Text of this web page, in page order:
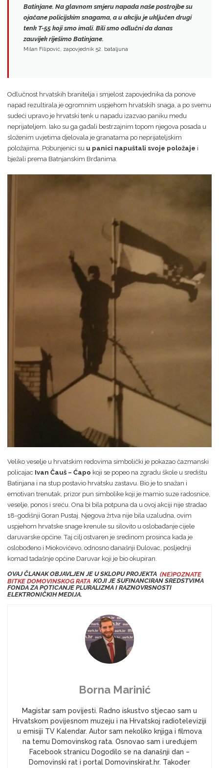
Batinjane. Na glavnom smjeru napada naše postrojbe su
ojačane policijskim snagama, a u akciju je uključen drugi
tenk T-55 koji smo imali. Bili smo odlučni da danas
zauvijek riješimo Batinjane.
Milan Filipović, zapovjednik 52. bataljuna
Odlučnost hrvatskih branitelja i smjelost zapovjednika da ponove
napad rezultirala je ogromnim uspjehom hrvatskih snaga, a po svemu
sudeći upravo je hrvatski tenk u napadu izazvao paniku među
neprijateljem. Iako su ga gađali bestrzajnim topom njegova posada u
složenim uvjetima djelovala je granatama po neprijateljskim
položajima. Pobunjenici su u panici napuštali svoje položaje i
bježali prema Batnjanskim Brđanima.
Veliko veselje u hrvatskim redovima simbolički je pokazao čazmanski
policajac Ivan Čauš – Ćapo koji se popeo na zgradu škole u središtu
Batinjana i na stup postavio hrvatsku zastavu. Bio je to snažan i
emotivan trenutak, prizor pun simbolike koji je mamio suze radosnice,
veselje, ponos i sreću. Ona bi bila potpuna da u ovoj akciji nije stradao
18-godišnji Goran Pustaj. Njegova žrtva nije bila uzaludna, ovim
uspjehom hrvatske snage krenule su silovito u oslobađanje cijele
daruvarske općine. Taj cilj ostvaren je sredinom prosinca kada je
oslobođeno i Miokovićevo, odnosno današnji Đulovac, posljednji
komad tadašnje općine Daruvar koji je bio okupiran.
OVAJ ČLANAK OBJAVLJEN JE U SKLOPU PROJEKTA (NE)POZNATE
BITKE DOMOVINSKOG RATA KOJI JE SUFINANCIRAN SREDSTVIMA
FONDA ZA POTICANJE PLURALIZMA I RAZNOVRSNOSTI
ELEKTRONIČKIH MEDIJA.
Borna Marinić
Magistar sam povijesti. Radno iskustvo stjecao sam u
Hrvatskom povijesnom muzeju i na Hrvatskoj radioteleviziji
u emisiji TV Kalendar. Autor sam nekoliko knjiga i filmova
na temu Domovinskog rata. Osnovao sam i uređujem
Facebook stranicu Dogodilo se na današnji dan –
Domovinski rat i portal Domovinskirat.hr. Također